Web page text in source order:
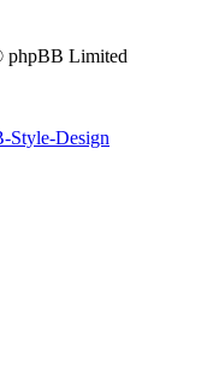
phpBB Limited
Style-Design